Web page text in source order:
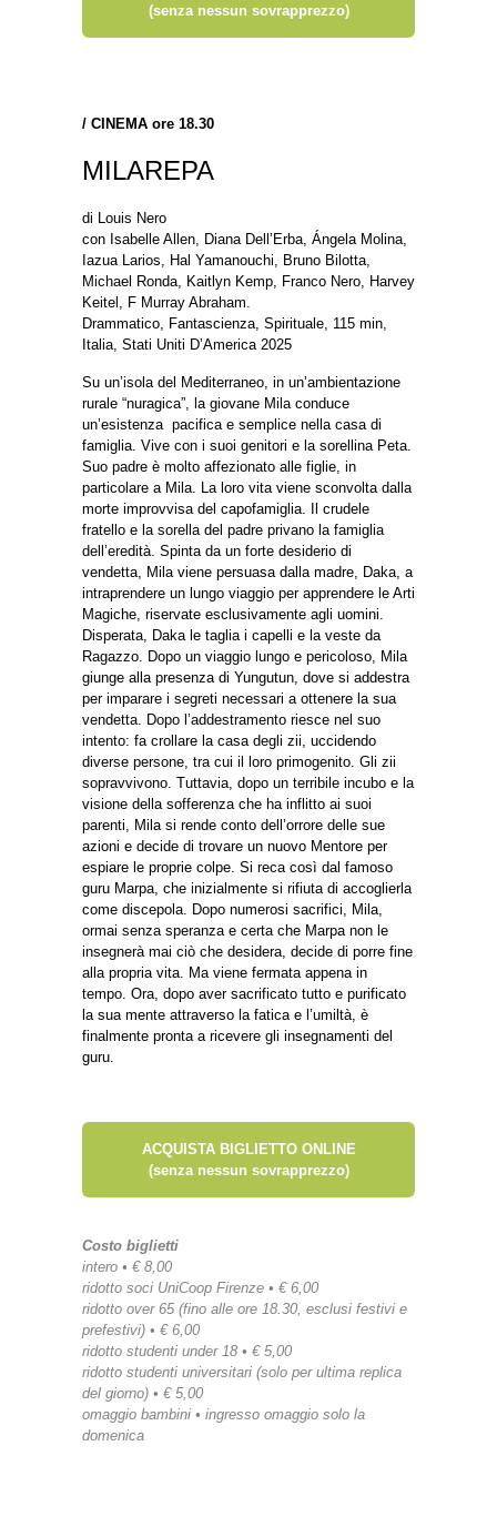
(senza nessun sovrapprezzo)
/ CINEMA ore 18.30
MILAREPA
di Louis Nero
con Isabelle Allen, Diana Dell’Erba, Ángela Molina,
Iazua Larios, Hal Yamanouchi, Bruno Bilotta,
Michael Ronda, Kaitlyn Kemp, Franco Nero, Harvey
Keitel, F Murray Abraham.
Drammatico, Fantascienza, Spirituale, 115 min,
Italia, Stati Uniti D’America 2025
Su un’isola del Mediterraneo, in un’ambientazione
rurale “nuragica”, la giovane Mila conduce
un’esistenza pacifica e semplice nella casa di
famiglia. Vive con i suoi genitori e la sorellina Peta.
Suo padre è molto affezionato alle figlie, in
particolare a Mila. La loro vita viene sconvolta dalla
morte improvvisa del capofamiglia. Il crudele
fratello e la sorella del padre privano la famiglia
dell’eredità. Spinta da un forte desiderio di
vendetta, Mila viene persuasa dalla madre, Daka, a
intraprendere un lungo viaggio per apprendere le Arti
Magiche, riservate esclusivamente agli uomini.
Disperata, Daka le taglia i capelli e la veste da
Ragazzo. Dopo un viaggio lungo e pericoloso, Mila
giunge alla presenza di Yungutun, dove si addestra
per imparare i segreti necessari a ottenere la sua
vendetta. Dopo l’addestramento riesce nel suo
intento: fa crollare la casa degli zii, uccidendo
diverse persone, tra cui il loro primogenito. Gli zii
sopravvivono. Tuttavia, dopo un terribile incubo e la
visione della sofferenza che ha inflitto ai suoi
parenti, Mila si rende conto dell’orrore delle sue
azioni e decide di trovare un nuovo Mentore per
espiare le proprie colpe. Si reca così dal famoso
guru Marpa, che inizialmente si rifiuta di accoglierla
come discepola. Dopo numerosi sacrifici, Mila,
ormai senza speranza e certa che Marpa non le
insegnerà mai ciò che desidera, decide di porre fine
alla propria vita. Ma viene fermata appena in
tempo. Ora, dopo aver sacrificato tutto e purificato
la sua mente attraverso la fatica e l’umiltà, è
finalmente pronta a ricevere gli insegnamenti del
guru.
ACQUISTA BIGLIETTO ONLINE
(senza nessun sovrapprezzo)
Costo biglietti
intero • € 8,00
ridotto soci UniCoop Firenze • € 6,00
ridotto over 65 (fino alle ore 18.30, esclusi festivi e
prefestivi) • € 6,00
ridotto studenti under 18 • € 5,00
ridotto studenti universitari (solo per ultima replica
del giorno) • € 5,00
omaggio bambini • ingresso omaggio solo la
domenica